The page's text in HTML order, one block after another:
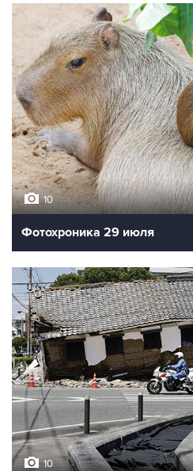
10
Фотохроника 29 июля
10